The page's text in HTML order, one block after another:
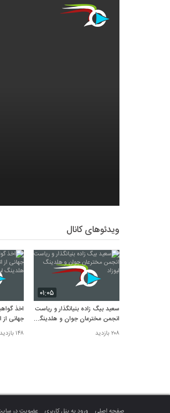
ویدئوهای کانال
۰۱:۰۵
سعید بیگ زاده بنیانگذار و ریاست
انجمن مخترعان جوان و هلدینگ
لیوزاد
۲۰۸ بازدید
اخذ
جهانی از
هلدینگ
۱۴۸ بازدید
صفحه اصلی ورود به پنل کاربری عضویت در